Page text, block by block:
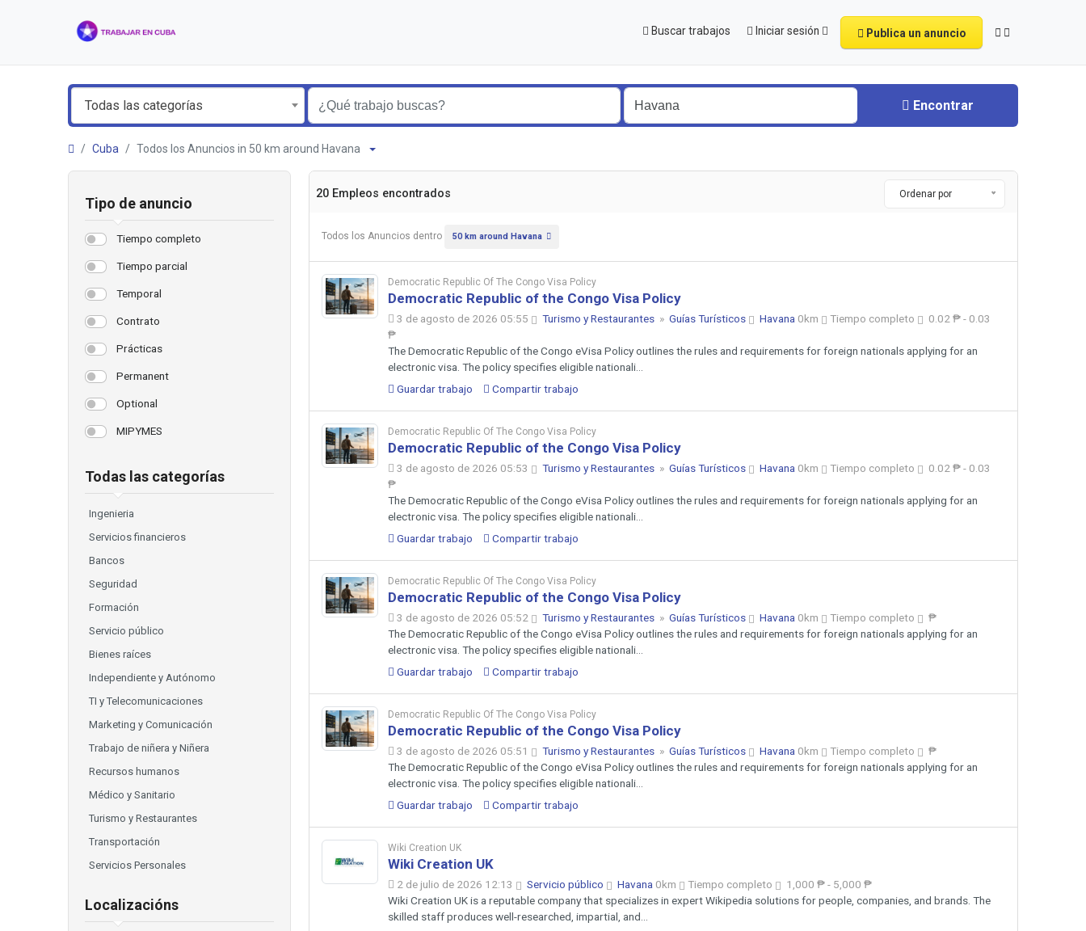
Buscar trabajos Iniciar sesión Publica un anuncio
Todas las categorías Encontrar
Cuba Todos los Anuncios in 50 km around Havana
Tipo de anuncio
Tiempo completo
Tiempo parcial
Temporal
Contrato
Prácticas
Permanent
Optional
MIPYMES
Todas las categorías
Ingenieria
Servicios financieros
Bancos
Seguridad
Formación
Servicio público
Bienes raíces
Independiente y Autónomo
TI y Telecomunicaciones
Marketing y Comunicación
Trabajo de niñera y Niñera
Recursos humanos
Médico y Sanitario
Turismo y Restaurantes
Transportación
Servicios Personales
Localizacións
20 Empleos encontrados Ordenar por
Todos los Anuncios dentro 50 km around Havana
Democratic Republic Of The Congo Visa Policy
Democratic Republic of the Congo Visa Policy
3 de agosto de 2026 05:55 Turismo y Restaurantes »Guías Turísticos Havana 0km Tiempo completo
0.02 ₱ - 0.03
₱
The Democratic Republic of the Congo eVisa Policy outlines the rules and requirements for foreign nationals applying for an
electronic visa. The policy specifies eligible nationali...
Guardar trabajo
Compartir trabajo
Democratic Republic Of The Congo Visa Policy
Democratic Republic of the Congo Visa Policy
3 de agosto de 2026 05:53 Turismo y Restaurantes »Guías Turísticos Havana 0km Tiempo completo
0.02 ₱ - 0.03
₱
The Democratic Republic of the Congo eVisa Policy outlines the rules and requirements for foreign nationals applying for an
electronic visa. The policy specifies eligible nationali...
Guardar trabajo
Compartir trabajo
Democratic Republic Of The Congo Visa Policy
Democratic Republic of the Congo Visa Policy
3 de agosto de 2026 05:52 Turismo y Restaurantes »Guías Turísticos Havana 0km Tiempo completo
₱
The Democratic Republic of the Congo eVisa Policy outlines the rules and requirements for foreign nationals applying for an
electronic visa. The policy specifies eligible nationali...
Guardar trabajo
Compartir trabajo
Democratic Republic Of The Congo Visa Policy
Democratic Republic of the Congo Visa Policy
3 de agosto de 2026 05:51 Turismo y Restaurantes »Guías Turísticos Havana 0km Tiempo completo
₱
The Democratic Republic of the Congo eVisa Policy outlines the rules and requirements for foreign nationals applying for an
electronic visa. The policy specifies eligible nationali...
Guardar trabajo
Compartir trabajo
Wiki Creation UK
Wiki Creation UK
2 de julio de 2026 12:13 Servicio público Havana 0km Tiempo completo
1,000 ₱ - 5,000 ₱
Wiki Creation UK is a reputable company that specializes in expert Wikipedia solutions for people, companies, and brands. The
skilled staff produces well-researched, impartial, and...